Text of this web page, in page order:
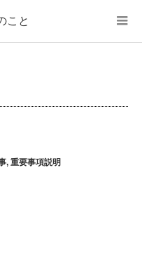
こと
, 重要事項説明